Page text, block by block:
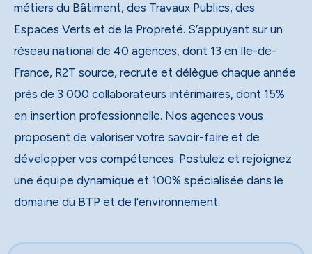
métiers du Bâtiment, des Travaux Publics, des
Espaces Verts et de la Propreté. S’appuyant sur un
réseau national de 40 agences, dont 13 en Ile-de-
France, R2T source, recrute et délègue chaque année
près de 3 000 collaborateurs intérimaires, dont 15%
en insertion professionnelle. Nos agences vous
proposent de valoriser votre savoir-faire et de
développer vos compétences. Postulez et rejoignez
une équipe dynamique et 100% spécialisée dans le
domaine du BTP et de l’environnement.